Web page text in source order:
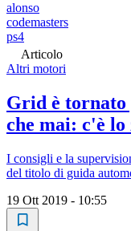
alonso
codemasters
ps4
Articolo
Altri motori
Grid è tornato
che mai: c'è lo
I consigli e la
del titolo di guida
19 Ott 2019 - 10:55